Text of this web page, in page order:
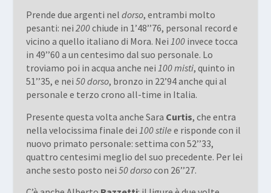
Prende due argenti nel dorso, entrambi molto
pesanti: nei 200chiude in 1’48’’76, personal record e
vicino a quello italiano di Mora. Nei 100invece tocca
in 49’’60 a un centesimo dal suo personale. Lo
troviamo poi in acqua anche nei 100 misti, quinto in
51’’35, e nei 50 dorso, bronzo in 22’94 anche qui al
personale e terzo crono all-time in Italia.
Presente questa volta anche Sara Curtis, che entra
nella velocissima finale dei 100 stile e risponde con il
nuovo primato personale: settima con 52’’33,
quattro centesimi meglio del suo precedente. Per lei
anche sesto posto nei 50 dorsocon 26’’27.